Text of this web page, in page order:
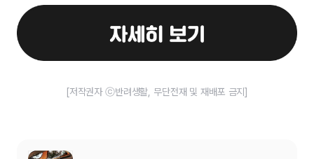
[저작권자 ⓒ반려생활, 무단전재 및 재배포 금지]